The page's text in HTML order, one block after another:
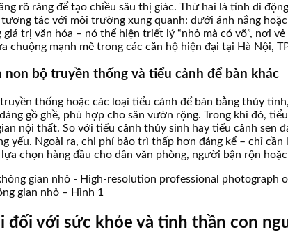
rõ ràng để tạo chiều sâu thị giác. Thứ hai là tính di
tác với môi trường xung quanh: dưới ánh nắng
trị văn hóa – nó thể hiện triết lý “nhỏ mà có võ”, nơi
chuộng mạnh mẽ trong các căn hộ hiện đại tại Hà Nội,
bộ truyền thống và tiểu cảnh để bàn khác
thống hoặc các loại tiểu cảnh để bàn bằng thủy
gồ ghề, phù hợp cho sân vườn rộng. Trong khi đó,
nội thất. So với tiểu cảnh thủy sinh hay tiểu cảnh sen
Ngoài ra, chi phí bảo trì thấp hơn đáng kể – chỉ
chọn hàng đầu cho dân văn phòng, người bận rộn
gian nhỏ – Hình 1
đối với sức khỏe và tinh thần con